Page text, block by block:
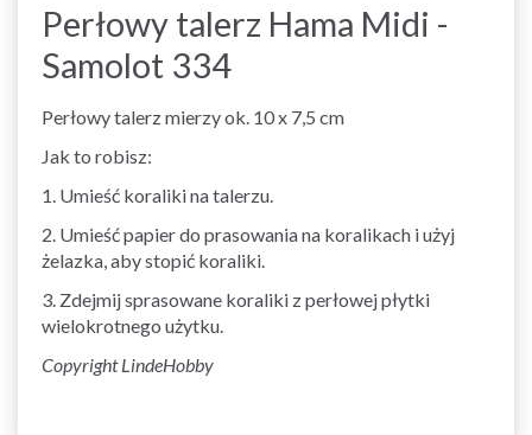
Perłowy talerz Hama Midi -
Samolot 334
Perłowy talerz mierzy ok. 10 x 7,5 cm
Jak to robisz:
1. Umieść koraliki na talerzu.
2. Umieść papier do prasowania na koralikach i użyj
żelazka, aby stopić koraliki.
3. Zdejmij sprasowane koraliki z perłowej płytki
wielokrotnego użytku.
Copyright LindeHobby